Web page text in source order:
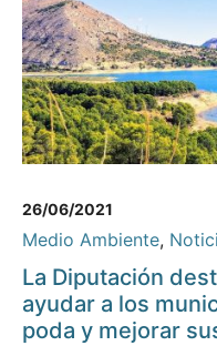
26/06/2021
Medio Ambiente,
La Diputación
ayudar a los
poda y mejorar